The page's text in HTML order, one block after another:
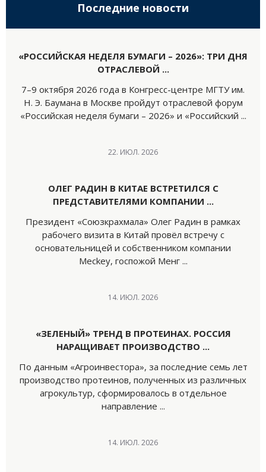
Последние новости
«РОССИЙСКАЯ НЕДЕЛЯ БУМАГИ – 2026»: ТРИ ДНЯ
ОТРАСЛЕВОЙ ...
7–9 октября 2026 года в Конгресс-центре МГТУ им.
Н. Э. Баумана в Москве пройдут отраслевой форум
«Российская неделя бумаги – 2026» и «Российский ...
22. ИЮЛ. 2026
ОЛЕГ РАДИН В КИТАЕ ВСТРЕТИЛСЯ С
ПРЕДСТАВИТЕЛЯМИ КОМПАНИИ ...
Президент «Союзкрахмала» Олег Радин в рамках
рабочего визита в Китай провёл встречу с
основательницей и собственником компании
Meckey, госпожой Менг ...
14. ИЮЛ. 2026
«ЗЕЛЕНЫЙ» ТРЕНД В ПРОТЕИНАХ. РОССИЯ
НАРАЩИВАЕТ ПРОИЗВОДСТВО ...
По данным «Агроинвестора», за последние семь лет
производство протеинов, полученных из различных
агрокультур, сформировалось в отдельное
направление ...
14. ИЮЛ. 2026